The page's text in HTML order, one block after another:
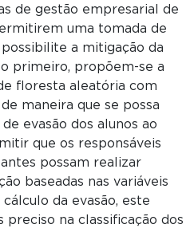
de gestão empresarial de
uma tomada de
a mitigação da
primeiro, propõem-se a
floresta aleatória com
maneira que se possa
evasão dos alunos ao
que os responsáveis
possam realizar
baseadas nas variáveis
da evasão, este
na classificação dos